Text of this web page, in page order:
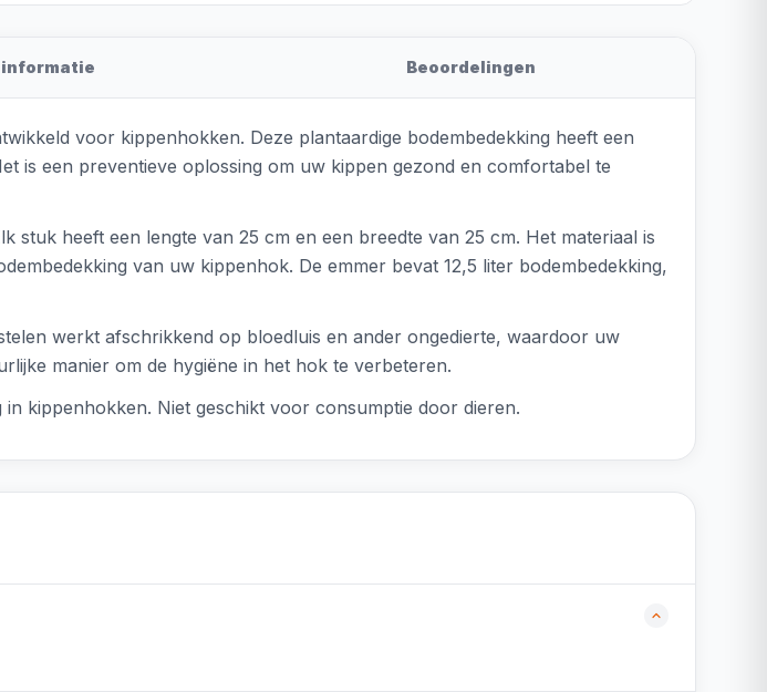
informatie Beoordelingen
voor kippenhokken. Deze plantaardige bodembedekking heeft een
is een preventieve oplossing om uw kippen gezond en comfortabel te
heeft een lengte van 25 cm en een breedte van 25 cm. Het materiaal is
van uw kippenhok. De emmer bevat 12,5 liter bodembedekking,
werkt afschrikkend op bloedluis en ander ongedierte, waardoor uw
manier om de hygiëne in het hok te verbeteren.
kippenhokken. Niet geschikt voor consumptie door dieren.